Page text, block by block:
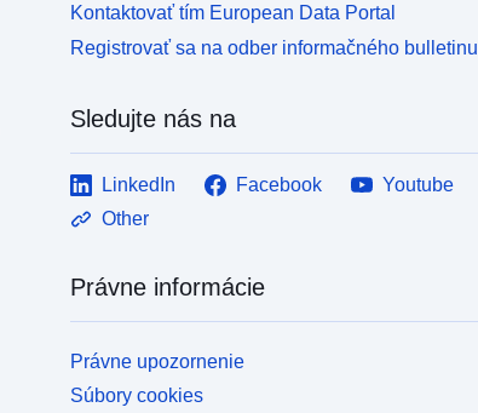
Kontaktovať tím European Data Portal
Registrovať sa na odber informačného bulletinu
Sledujte nás na
LinkedIn Facebook
Youtube
Other
Právne informácie
Právne upozornenie
Súbory cookies